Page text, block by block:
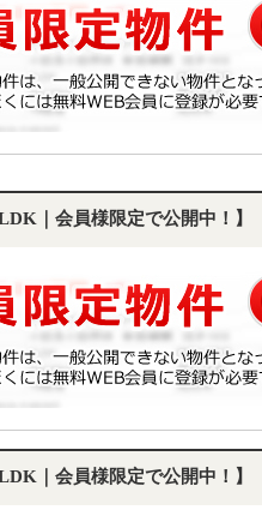
｜会員様限定で公開中！】
｜会員様限定で公開中！】